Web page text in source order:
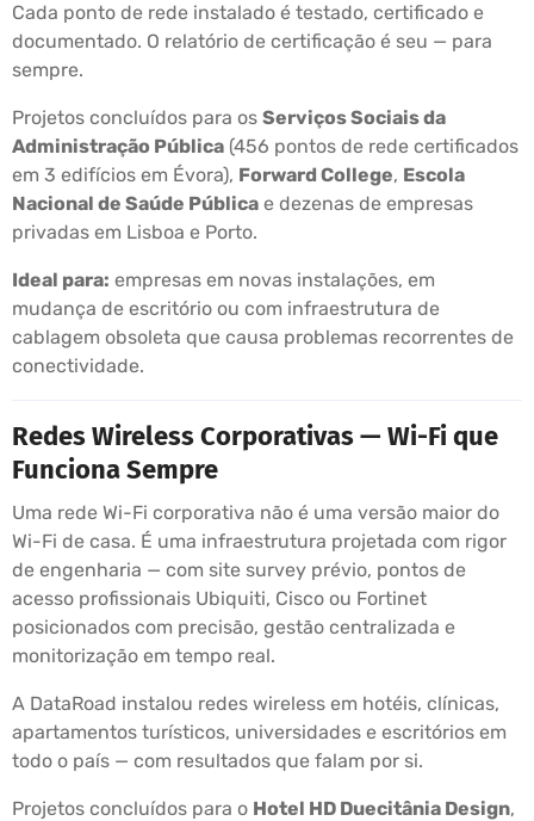
Cada ponto de rede instalado é testado, certificado e
documentado. O relatório de certificação é seu — para
sempre.
Projetos concluídos para os Serviços Sociais da
Administração Pública (456 pontos de rede certificados
em 3 edifícios em Évora), Forward College, Escola
Nacional de Saúde Pública e dezenas de empresas
privadas em Lisboa e Porto.
Ideal para: empresas em novas instalações, em
mudança de escritório ou com infraestrutura de
cablagem obsoleta que causa problemas recorrentes de
conectividade.
Redes Wireless Corporativas — Wi-Fi que
Funciona Sempre
Uma rede Wi-Fi corporativa não é uma versão maior do
Wi-Fi de casa. É uma infraestrutura projetada com rigor
de engenharia — com site survey prévio, pontos de
acesso profissionais Ubiquiti, Cisco ou Fortinet
posicionados com precisão, gestão centralizada e
monitorização em tempo real.
A DataRoad instalou redes wireless em hotéis, clínicas,
apartamentos turísticos, universidades e escritórios em
todo o país — com resultados que falam por si.
Projetos concluídos para o Hotel HD Duecitânia Design,